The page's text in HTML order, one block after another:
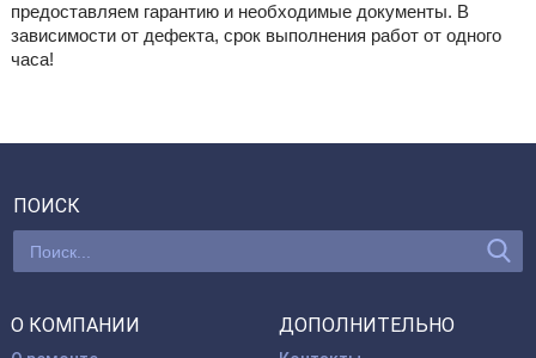
предоставляем гарантию и необходимые документы. В
зависимости от дефекта, срок выполнения работ от одного
часа!
О КОМПАНИИ ДОПОЛНИТЕЛЬНО
ПОИСК